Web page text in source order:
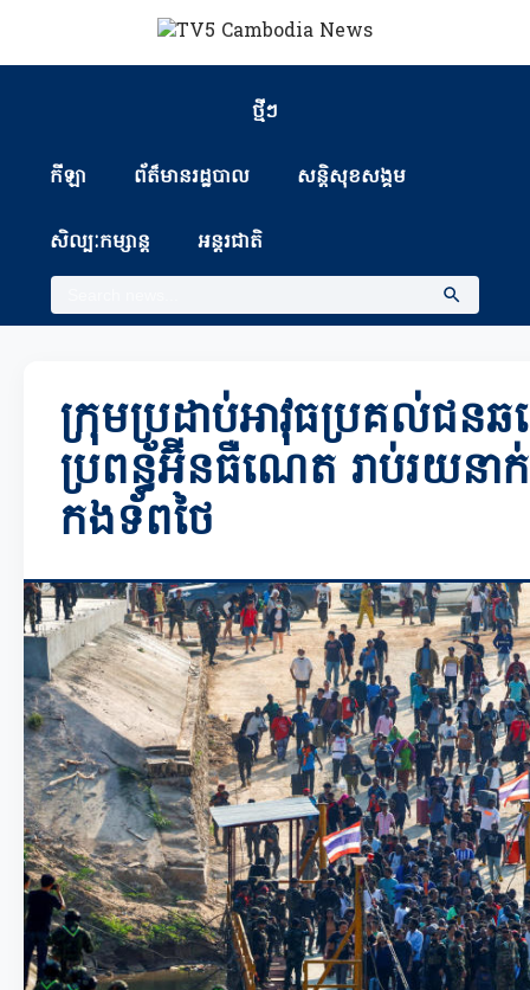
ថ្មីៗ
កីឡា ព័ត៏មានរដ្ឋបាល សន្តិសុខសង្គម
សិល្បៈកម្សាន្ត អន្តរជាតិ
ក្រុមប្រដាប់អាវុធប្រគល់ជន
ប្រពន្ធ័អ៊ីនធឺណេត រាប់រយនា
កងទ័ពថៃ